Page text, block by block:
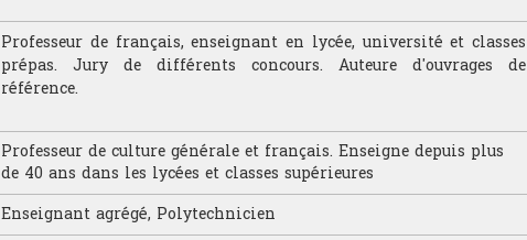
Professeur de français, enseignant en lycée, université et classes
prépas. Jury de différents concours. Auteure d'ouvrages de
référence.
Professeur de culture générale et français. Enseigne depuis plus
de 40 ans dans les lycées et classes supérieures
Enseignant agrégé, Polytechnicien